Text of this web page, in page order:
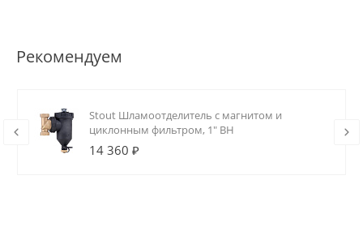
Рекомендуем
Stout Шламоотделитель с магнитом и
циклонным фильтром, 1" ВН
14 360 ₽